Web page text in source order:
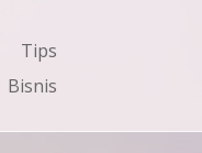
Tips
Bisnis